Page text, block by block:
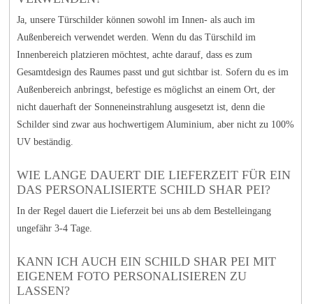
Ja, unsere Türschilder können sowohl im Innen- als auch im
Außenbereich verwendet werden. Wenn du das Türschild im
Innenbereich platzieren möchtest, achte darauf, dass es zum
Gesamtdesign des Raumes passt und gut sichtbar ist. Sofern du es im
Außenbereich anbringst, befestige es möglichst an einem Ort, der
nicht dauerhaft der Sonneneinstrahlung ausgesetzt ist, denn die
Schilder sind zwar aus hochwertigem Aluminium, aber nicht zu 100%
UV beständig.
WIE LANGE DAUERT DIE LIEFERZEIT FÜR EIN
DAS PERSONALISIERTE SCHILD SHAR PEI?
In der Regel dauert die Lieferzeit bei uns ab dem Bestelleingang
ungefähr 3-4 Tage.
KANN ICH AUCH EIN SCHILD SHAR PEI MIT
EIGENEM FOTO PERSONALISIEREN ZU
LASSEN?